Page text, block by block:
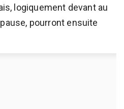
logiquement devant au
pourront ensuite